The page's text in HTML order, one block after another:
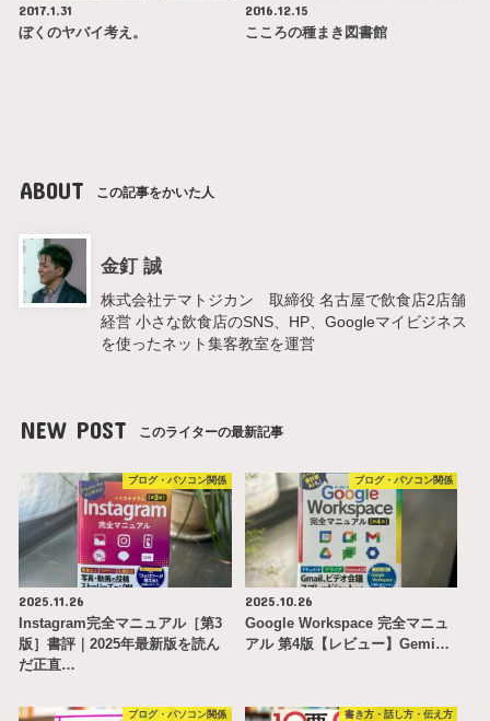
2017.1.31
ぼくのヤバイ考え。
2016.12.15
こころの種まき図書館
ABOUT この記事をかいた人
金釘 誠
株式会社テマトジカン 取締役 名古屋で飲食店2店舗
経営 小さな飲食店のSNS、HP、Googleマイビジネス
を使ったネット集客教室を運営
NEW POST このライターの最新記事
ブログ・パソコン関係
2025.11.26
Instagram完全マニュアル［第3
版］書評｜2025年最新版を読ん
だ正直…
ブログ・パソコン関係
2025.10.26
Google Workspace 完全マニュ
アル 第4版【レビュー】Gemi…
ブログ・パソコン関係 書き方・話し方・伝え方